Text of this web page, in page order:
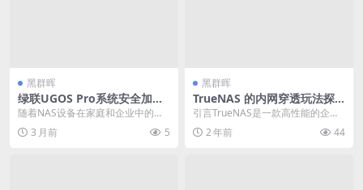
黑群晖
绿联UGOS Pro系统安全加固
指南：从防火墙策略到数据加
随着NAS设备在家庭和企业中的普
及，数据安全已成为用户最关心的
问题之一。绿联UG...
3 月前 5
黑群晖
TrueNAS 的内网穿透玩法探
秘 (一)
引言TrueNAS是一款高性能的企业
级网络存储操作系统，旨在为个人
及企业提供高效...
2 年前 44